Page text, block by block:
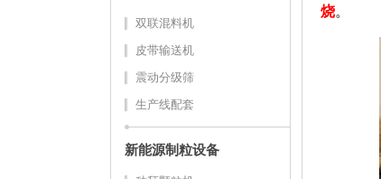
双联混料机
皮带输送机
震动分级筛
生产线配套
新能源制粒设备
烧。